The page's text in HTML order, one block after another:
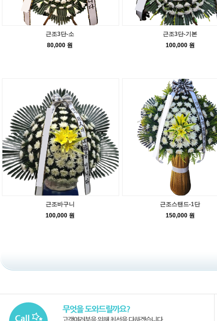
근조3단-소
80,000 원
근조3단-기본
100,000 원
근조바구니
100,000 원
근조스탠드-1단
150,000 원